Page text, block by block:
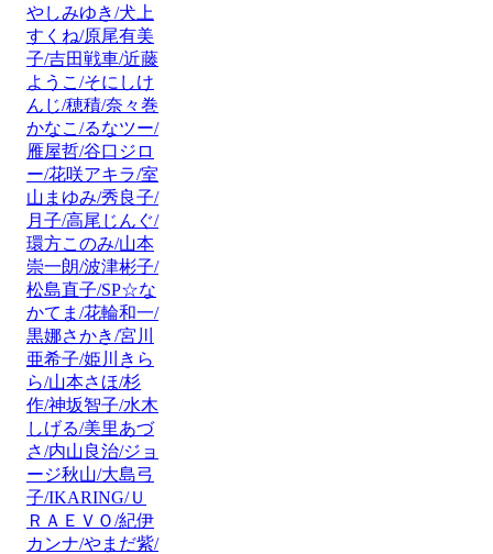
やしみゆき/犬上
すくね/原尾有美
子/吉田戦車/近藤
ようこ/そにしけ
んじ/穂積/奈々巻
かなこ/るなツー/
雁屋哲/谷口ジロ
ー/花咲アキラ/室
山まゆみ/秀良子/
月子/高尾じんぐ/
環方このみ/山本
崇一朗/波津彬子/
松島直子/SP☆な
かてま/花輪和一/
黒娜さかき/宮川
亜希子/姫川きら
ら/山本さほ/杉
作/神坂智子/水木
しげる/美里あづ
さ/内山良治/ジョ
ージ秋山/大島弓
子/IKARING/Ｕ
ＲＡＥＶＯ/紀伊
カンナ/やまだ紫/